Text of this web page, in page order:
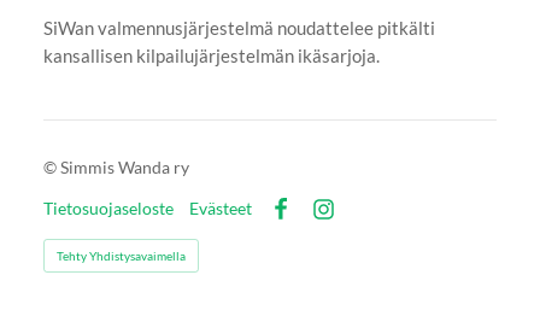
SiWan valmennusjärjestelmä noudattelee pitkälti
kansallisen kilpailujärjestelmän ikäsarjoja.
©Simmis Wanda ry
Tietosuojaseloste
Evästeet
Tehty Yhdistysavaimella